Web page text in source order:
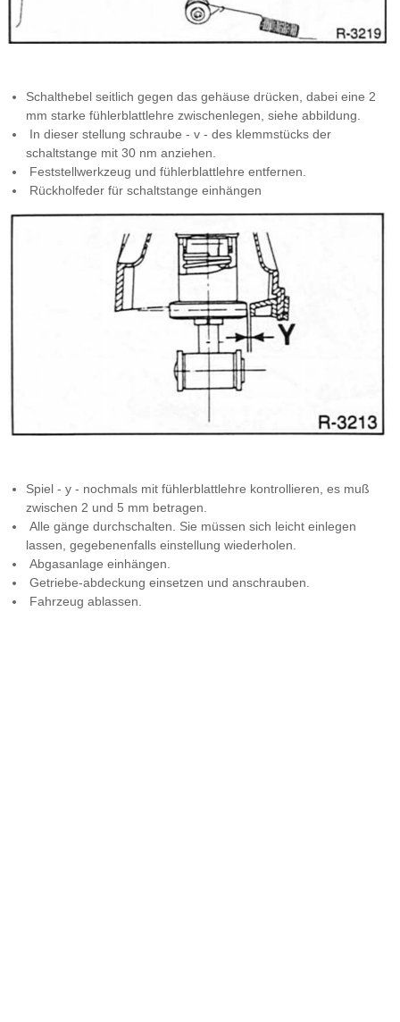
Schalthebel seitlich gegen das gehäuse drücken, dabei eine 2
mm starke fühlerblattlehre zwischenlegen, siehe abbildung.
In dieser stellung schraube - v - des klemmstücks der
schaltstange mit 30 nm anziehen.
Feststellwerkzeug und fühlerblattlehre entfernen.
Rückholfeder für schaltstange einhängen
Spiel - y - nochmals mit fühlerblattlehre kontrollieren, es muß
zwischen 2 und 5 mm betragen.
Alle gänge durchschalten. Sie müssen sich leicht einlegen
lassen, gegebenenfalls einstellung wiederholen.
Abgasanlage einhängen.
Getriebe-abdeckung einsetzen und anschrauben.
Fahrzeug ablassen.